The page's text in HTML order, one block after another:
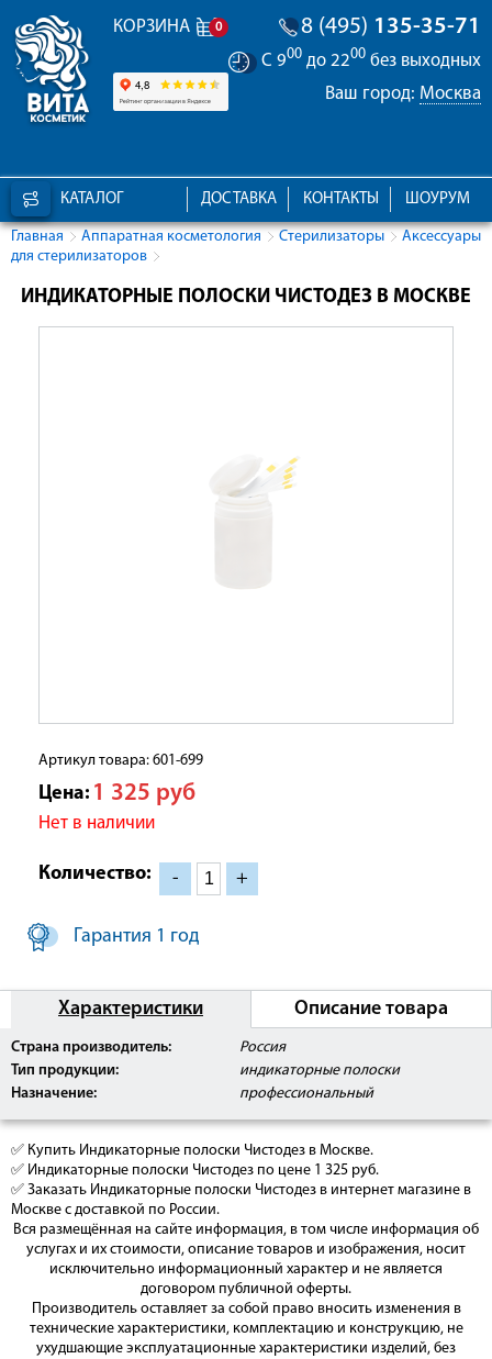
КОРЗИНА 0 8 (495) 135-35-71
С 900 до 2200 без выходных
Ваш город: Москва
КАТАЛОГ ШОУРУМ
КОНТАКТЫ
ДОСТАВКА
Главная Аппаратная косметология Стерилизаторы
Аксессуары
для стерилизаторов
ИНДИКАТОРНЫЕ ПОЛОСКИ ЧИСТОДЕЗ В МОСКВЕ
Артикул товара: 601-699
Цена: 1 325 руб
Нет в наличии
Количество: - +
Гарантия 1 год
Характеристики Описание товара
Страна производитель:
Россия
Тип продукции:
индикаторные полоски
Назначение:
профессиональный
✅ Купить Индикаторные полоски Чистодез в Москве.
✅ Индикаторные полоски Чистодез по цене 1 325 руб.
✅ Заказать Индикаторные полоски Чистодез в интернет магазине в
Москве с доставкой по России.
Вся размещённая на сайте информация, в том числе информация об
услугах и их стоимости, описание товаров и изображения, носит
исключительно информационный характер и не является
договором публичной оферты.
Производитель оставляет за собой право вносить изменения в
технические характеристики, комплектацию и конструкцию, не
ухудшающие эксплуатационные характеристики изделий, без